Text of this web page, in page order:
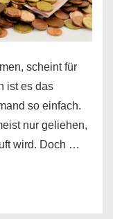
scheint für
ist es das
so einfach.
nur geliehen,
wird. Doch …